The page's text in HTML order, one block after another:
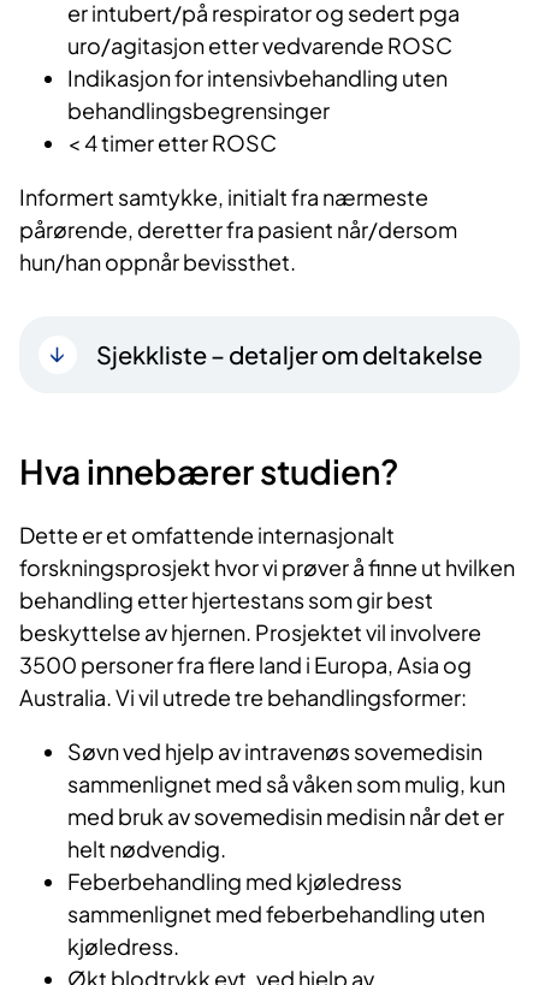
er intubert/på respirator og sedert pga
uro/agitasjon etter vedvarende ROSC
Indikasjon for intensivbehandling uten
behandlingsbegrensinger
< 4 timer etter ROSC
Informert samtykke, initialt fra nærmeste
pårørende, deretter fra pasient når/dersom
hun/han oppnår bevissthet.
Sjekkliste – detaljer om deltakelse
Hva innebærer studien?
Dette er et omfattende internasjonalt
forskningsprosjekt hvor vi prøver å finne ut hvilken
behandling etter hjertestans som gir best
beskyttelse av hjernen. Prosjektet vil involvere
3500 personer fra flere land i Europa, Asia og
Australia. Vi vil utrede tre behandlingsformer:
Søvn ved hjelp av intravenøs sovemedisin
sammenlignet med så våken som mulig, kun
med bruk av sovemedisin medisin når det er
helt nødvendig.
Feberbehandling med kjøledress
sammenlignet med feberbehandling uten
kjøledress.
Økt blodtrykk evt. ved hjelp av